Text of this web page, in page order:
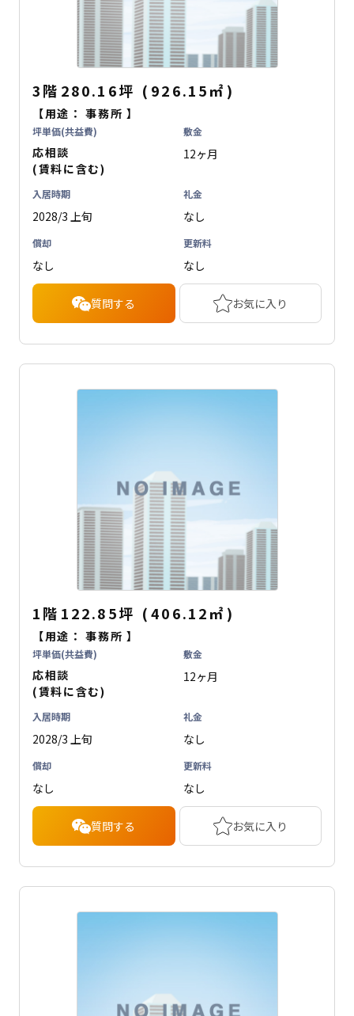
3階 280.16坪 ( 926.15㎡ )
【用途：事務所 】
坪単価(共益費)
応相談
(賃料に含む)
敷金
12ヶ月
入居時期
2028/3 上旬
礼金
なし
償却
なし
更新料
なし
質問する お気に入り
1階 122.85坪 ( 406.12㎡ )
【用途：事務所 】
坪単価(共益費)
応相談
(賃料に含む)
敷金
12ヶ月
入居時期
2028/3 上旬
礼金
なし
償却
なし
更新料
なし
質問する お気に入り